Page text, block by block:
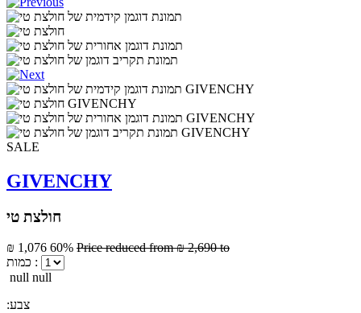
SALE
GIVENCHY
חולצת טי
₪ 1,076 60% Price reduced from₪ 2,690 to
כמות :
null null
:צבע